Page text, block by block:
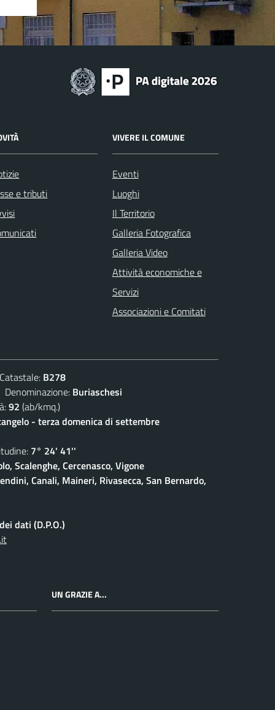
e tributi
VIVERE IL COMUNE
Eventi
Luoghi
Il Territorio
Galleria Fotografica
Galleria Video
Attività economiche e
Servizi
Associazioni e Comitati
B278
Buriaschesi
92 (ab/kmq.)
- terza domenica di settembre
7° 24' 41''
Scalenghe, Cercenasco, Vigone
Canali, Maineri, Rivasecca, San Bernardo,
dati (D.P.O.)
UN GRAZIE A...